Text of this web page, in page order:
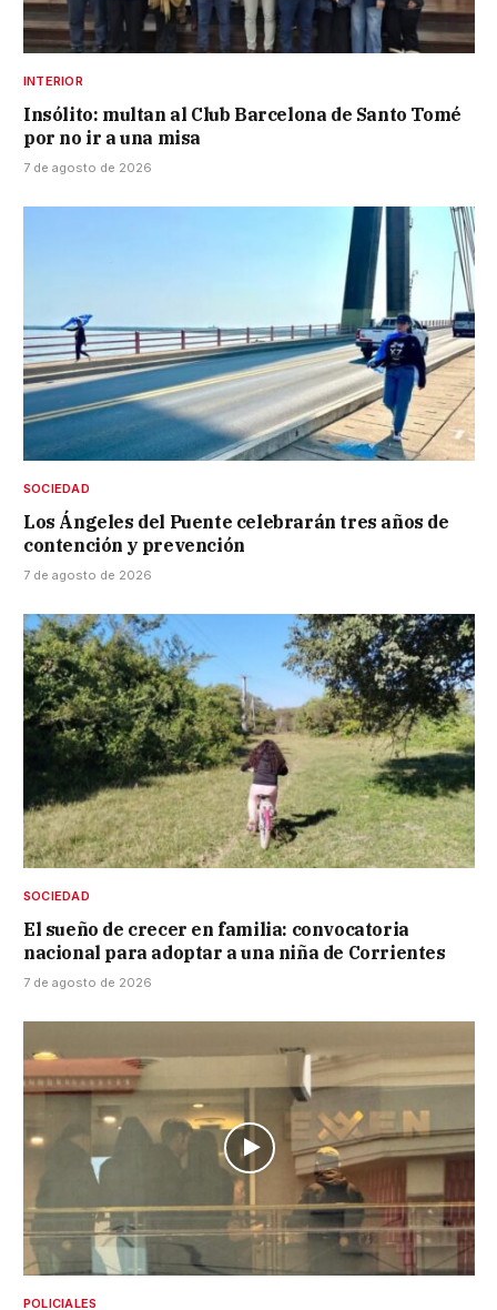
INTERIOR
Insólito: multan al Club Barcelona de Santo Tomé
por no ir a una misa
7 de agosto de 2026
SOCIEDAD
Los Ángeles del Puente celebrarán tres años de
contención y prevención
7 de agosto de 2026
SOCIEDAD
El sueño de crecer en familia: convocatoria
nacional para adoptar a una niña de Corrientes
7 de agosto de 2026
POLICIALES